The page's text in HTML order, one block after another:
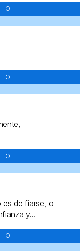
es de fiarse, o
y...